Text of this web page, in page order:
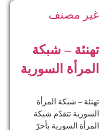
غير مصنف
تهنئة – شبكة
المرأة السورية
تهنئة – شبكة المرأة
السورية تتقدّم شبكة
المرأة السورية بأحرّ